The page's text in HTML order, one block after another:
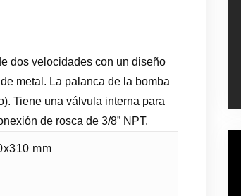
dos velocidades con un diseño
metal. La palanca de la bomba
Tiene una válvula interna para
de rosca de 3/8” NPT.
mm